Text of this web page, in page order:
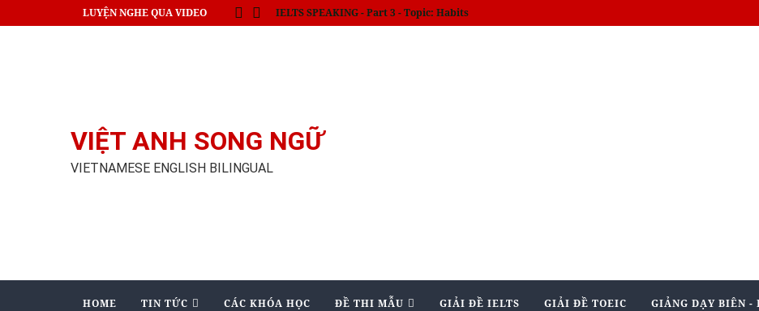
LUYỆN NGHE QUA VIDEO Thủ tướng Nhật cam kết giảm bớt lạm phát
VIỆT ANH SONG NGỮ
VIETNAMESE ENGLISH BILINGUAL
HOME TIN TỨC CÁC KHÓA HỌC ĐỀ THI MẪU GIẢI ĐỀ IELTS GIẢI ĐỀ TOEIC GIẢNG DẠY BIÊN -